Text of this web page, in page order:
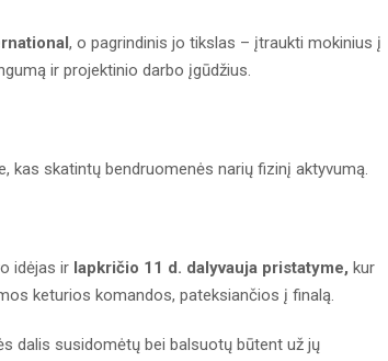
, o pagrindinis jo tikslas – įtraukti mokinius į
ir projektinio darbo įgūdžius.
kas skatintų bendruomenės narių fizinį aktyvumą.
idėjas ir lapkričio 11 d. dalyvauja pristatyme, kur
keturios komandos, pateksiančios į finalą.
dalis susidomėtų bei balsuotų būtent už jų